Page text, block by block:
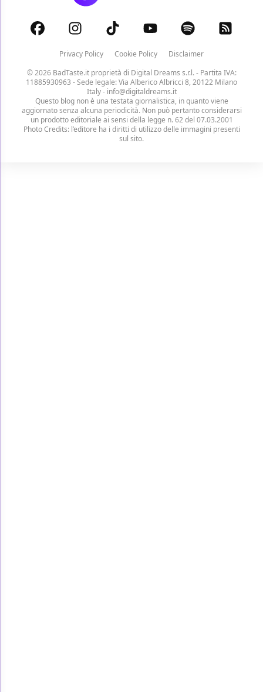
Privacy Policy Cookie Policy
Disclaimer
© 2026 BadTaste.it proprietà di Digital Dreams s.r.l.- Partita IVA:
11885930963 - Sede legale: Via Alberico Albricci 8, 20122 Milano
Italy - info@digitaldreams.it
Questo blog non è una testata giornalistica, in quanto viene
aggiornato senza alcuna periodicità. Non può pertanto considerarsi
un prodotto editoriale ai sensi della legge n. 62 del 07.03.2001
Photo Credits: l’editore ha i diritti di utilizzo delle immagini presenti
sul sito.